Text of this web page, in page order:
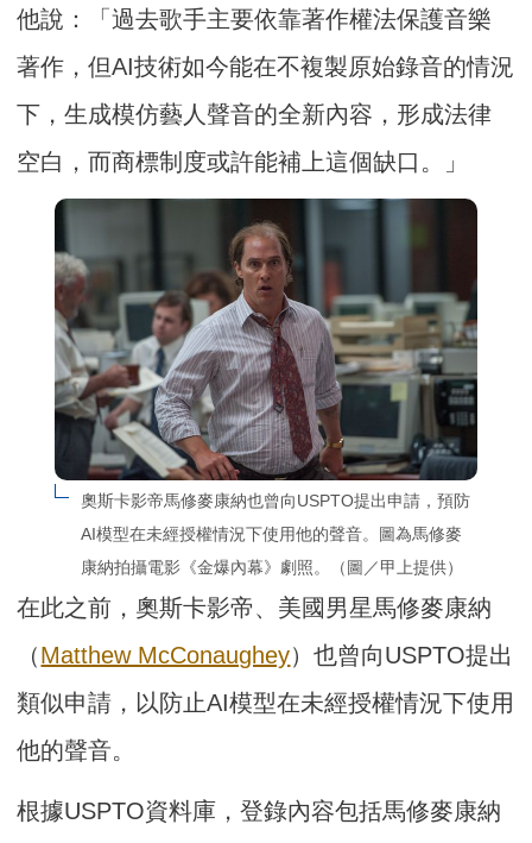
他說：「過去歌手主要依靠著作權法保護音樂
著作，但AI技術如今能在不複製原始錄音的情況
下，生成模仿藝人聲音的全新內容，形成法律
空白，而商標制度或許能補上這個缺口。」
奧斯卡影帝馬修麥康納也曾向USPTO提出申請，預防
AI模型在未經授權情況下使用他的聲音。圖為馬修麥
康納拍攝電影《金爆內幕》劇照。（圖／甲上提供）
在此之前，奧斯卡影帝、美國男星馬修麥康納
（Matthew McConaughey）也曾向USPTO提出
類似申請，以防止AI模型在未經授權情況下使用
他的聲音。
根據USPTO資料庫，登錄內容包括馬修麥康納